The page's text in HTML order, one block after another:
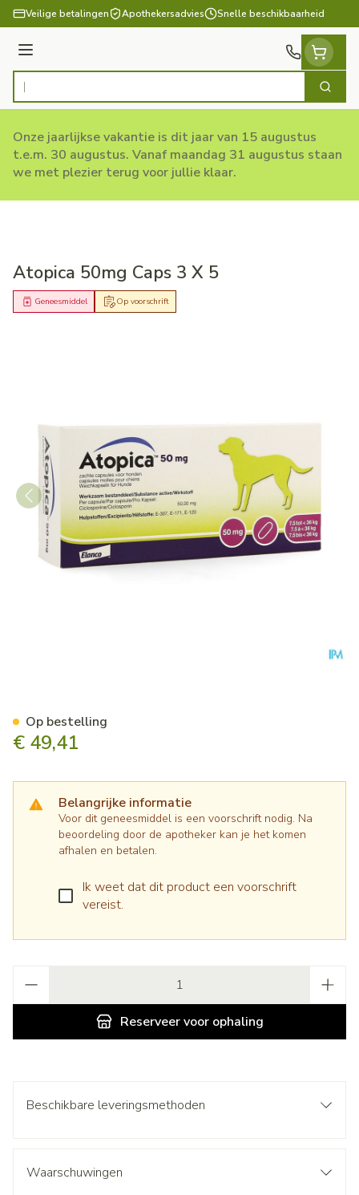
Ga naar de inhoud
Veilige betalingen Apothekersadvies Snelle beschikbaarheid
Menu
Product, merk, categorie... Zoek
Onze jaarlijkse vakantie is dit jaar van 15 augustus
t.e.m. 30 augustus. Vanaf maandag 31 augustus staan
we met plezier terug voor jullie klaar.
Atopica 50mg Caps 3 X 5
Op voorschrift
Geneesmiddel
€ 49,41
Belangrijke informatie
Voor dit geneesmiddel is een voorschrift nodig. Na
beoordeling door de apotheker kan je het komen
afhalen en betalen.
Ik weet dat dit product een voorschrift
vereist.
Reserveervoor ophaling
Op bestelling
Beschikbare leveringsmethoden
Waarschuwingen